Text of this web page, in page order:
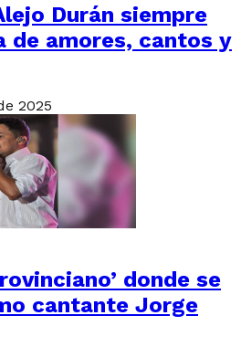
Durán siempre
de amores, cantos y
2025
donde se
cantante Jorge